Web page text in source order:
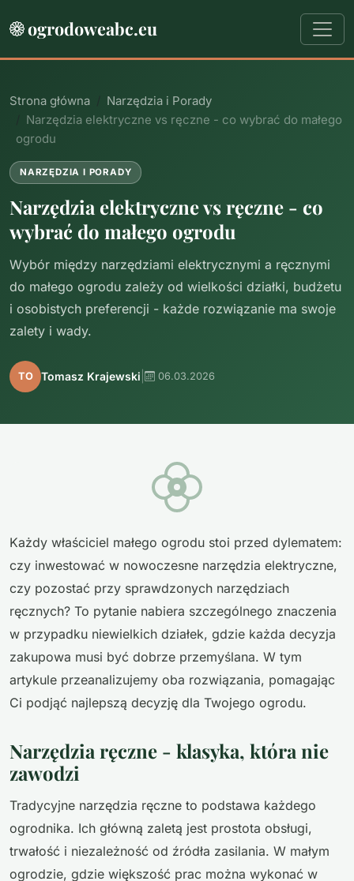
ogrodoweabc.eu
Strona główna
Narzędzia i Porady
Narzędzia elektryczne vs ręczne - co wybrać do małego
ogrodu
NARZĘDZIA I PORADY
Narzędzia elektryczne vs ręczne - co
wybrać do małego ogrodu
Wybór między narzędziami elektrycznymi a ręcznymi
do małego ogrodu zależy od wielkości działki, budżetu
i osobistych preferencji - każde rozwiązanie ma swoje
zalety i wady.
TO Tomasz Krajewski 06.03.2026
Każdy właściciel małego ogrodu stoi przed dylematem:
czy inwestować w nowoczesne narzędzia elektryczne,
czy pozostać przy sprawdzonych narzędziach
ręcznych? To pytanie nabiera szczególnego znaczenia
w przypadku niewielkich działek, gdzie każda decyzja
zakupowa musi być dobrze przemyślana. W tym
artykule przeanalizujemy oba rozwiązania, pomagając
Ci podjąć najlepszą decyzję dla Twojego ogrodu.
Narzędzia ręczne - klasyka, która nie
zawodzi
Tradycyjne narzędzia ręczne to podstawa każdego
ogrodnika. Ich główną zaletą jest prostota obsługi,
trwałość i niezależność od źródła zasilania. W małym
ogrodzie, gdzie większość prac można wykonać w